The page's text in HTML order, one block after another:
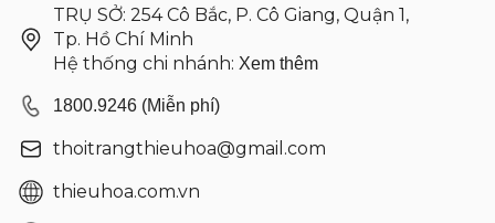
TRỤ SỞ: 254 Cô Bắc, P. Cô Giang, Quận 1,
Tp. Hồ Chí Minh
Hệ thống chi nhánh: Xem thêm
1800.9246 (Miễn phí)
thoitrangthieuhoa@gmail.com
thieuhoa.com.vn